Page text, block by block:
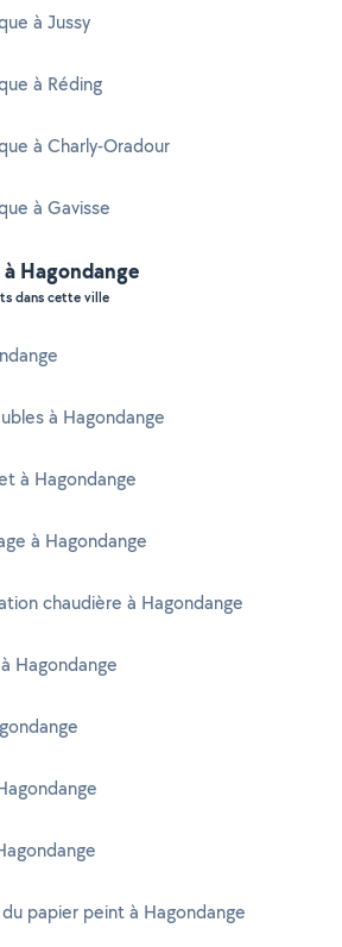
à Jussy
à Réding
à Charly-Oradour
à Gavisse
Hagondange
dans cette ville
à Hagondange
à Hagondange
à Hagondange
chaudière à Hagondange
Hagondange
papier peint à Hagondange